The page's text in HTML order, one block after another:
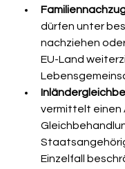
dürfen unter
nachziehen
EU-Land
vermittelt einen
Einzelfall